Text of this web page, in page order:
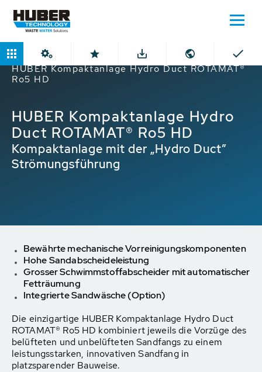
Home Produkte
ROTAMAT® Maschinen
HUBER Kompaktanlage Hydro Duct ROTAMAT®
Ro5 HD
HUBER Kompaktanlage Hydro
Duct ROTAMAT® Ro5 HD
Kompaktanlage mit der „Hydro Duct”
Strömungsführung
Bewährte mechanische Vorreinigungskomponenten
Hohe Sandabscheideleistung
Grosser Schwimmstoffabscheider mit automatischer
Fetträumung
Integrierte Sandwäsche (Option)
Die einzigartige HUBER Kompaktanlage Hydro Duct
ROTAMAT® Ro5 HD kombiniert jeweils die Vorzüge des
belüfteten und unbelüfteten Sandfangs zu einem
leistungsstarken, innovativen Sandfang in
platzsparender Bauweise.